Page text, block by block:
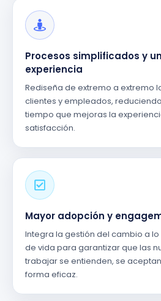
Procesos simplificados y
experiencia
Rediseña de extremo a extremo
clientes y empleados,
tiempo que mejoras la
satisfacción.
Mayor adopción y
Integra la gestión del cambio a
de vida para garantizar que las
trabajar se entienden, se
forma eficaz.